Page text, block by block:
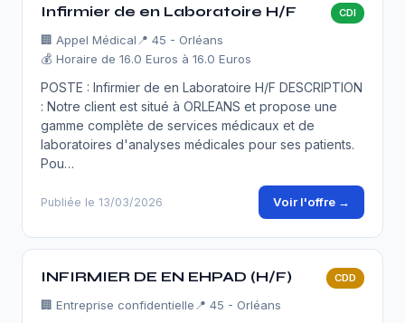
Infirmier de en Laboratoire H/F CDI
🏢 Appel Médical 📍 45 - Orléans
💰 Horaire de 16.0 Euros à 16.0 Euros
POSTE : Infirmier de en Laboratoire H/F DESCRIPTION
: Notre client est situé à ORLEANS et propose une
gamme complète de services médicaux et de
laboratoires d'analyses médicales pour ses patients.
Pou…
Publiée le 13/03/2026 Voir l'offre →
INFIRMIER DE EN EHPAD (H/F) CDD
🏢 Entreprise confidentielle 📍 45 - Orléans